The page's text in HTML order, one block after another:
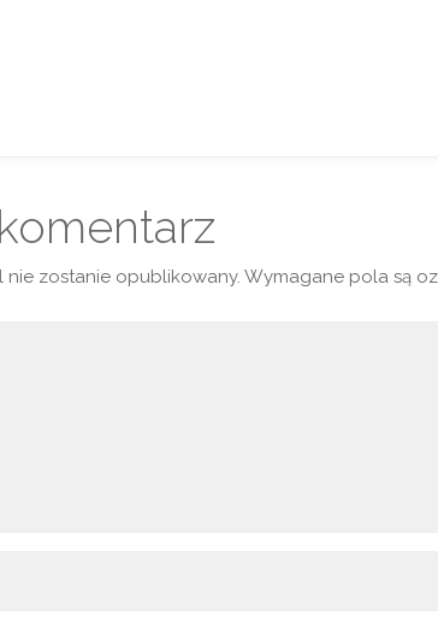
nie zostanie opublikowany. Wymagane pola są